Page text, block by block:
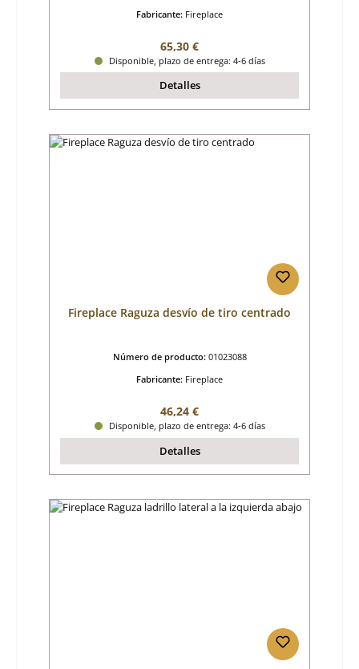
Fabricante: Fireplace
Precio normal:
65,30 €
Disponible, plazo de entrega: 4-6 días
Detalles
Fireplace Raguza desvío de tiro centrado
Número de producto: 01023088
Fabricante: Fireplace
Precio normal:
46,24 €
Disponible, plazo de entrega: 4-6 días
Detalles